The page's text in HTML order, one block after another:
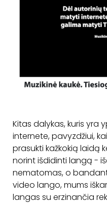
Kitas dalykas, kuris yra
internete, pavyzdžiui,
prasukti kažkokią laidą
norint išdidinti langą -
nematomas, o
video lango, mums
langas su erzinančia